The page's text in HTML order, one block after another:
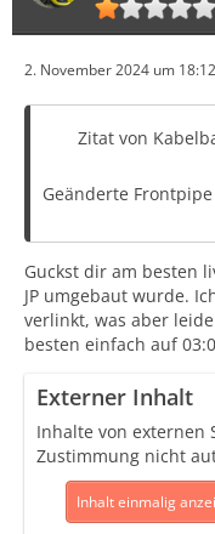
2. November 2024 um 18:12
Zitat von
Geänderte
Guckst dir am besten
JP umgebaut wurde.
verlinkt, was aber
besten einfach auf
Externer Inhalt
Inhalte von externen
Zustimmung nicht
Inhalt einmalig